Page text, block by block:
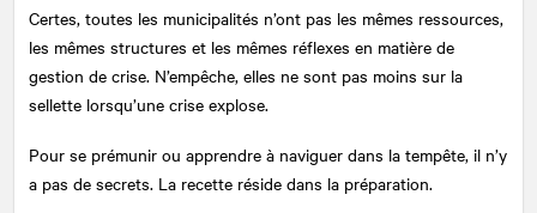
Certes, toutes les municipalités n’ont pas les mêmes ressources,
les mêmes structures et les mêmes réflexes en matière de
gestion de crise. N’empêche, elles ne sont pas moins sur la
sellette lorsqu’une crise explose.
Pour se prémunir ou apprendre à naviguer dans la tempête, il n’y
a pas de secrets. La recette réside dans la préparation.